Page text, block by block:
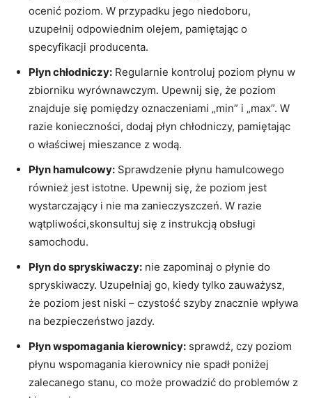
ocenić poziom. W przypadku jego niedoboru,
uzupełnij odpowiednim olejem, pamiętając o
specyfikacji producenta.
Płyn chłodniczy: Regularnie kontroluj poziom płynu w
zbiorniku wyrównawczym. Upewnij się, że poziom
znajduje się pomiędzy oznaczeniami „min” i „max”. W
razie konieczności, dodaj płyn chłodniczy, pamiętając
o właściwej mieszance z wodą.
Płyn hamulcowy: Sprawdzenie płynu hamulcowego
również jest istotne. Upewnij się, że poziom jest
wystarczający i nie ma zanieczyszczeń. W razie
wątpliwości,skonsultuj się z instrukcją obsługi
samochodu.
Płyn do spryskiwaczy: nie zapominaj o płynie do
spryskiwaczy. Uzupełniaj go, kiedy tylko zauważysz,
że poziom jest niski – czystość szyby znacznie wpływa
na bezpieczeństwo jazdy.
Płyn wspomagania kierownicy: sprawdź, czy poziom
płynu wspomagania kierownicy nie spadł poniżej
zalecanego stanu, co może prowadzić do problemów z